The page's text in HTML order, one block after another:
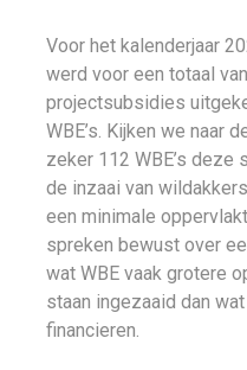
Voor het kalenderjaar
werd voor een totaal
projectsubsidies
WBE’s. Kijken we naar
zeker 112 WBE’s deze
de inzaai van
een minimale
spreken bewust over
wat WBE vaak grotere
staan ingezaaid dan
financieren.